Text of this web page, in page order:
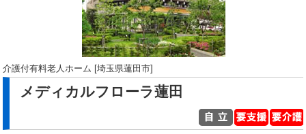
介護付有料老人ホーム [埼玉県蓮田市]
メディカルフローラ蓮田